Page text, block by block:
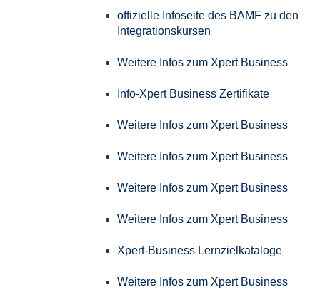
offizielle Infoseite des BAMF zu den
Integrationskursen
Weitere Infos zum Xpert Business
Info-Xpert Business Zertifikate
Weitere Infos zum Xpert Business
Weitere Infos zum Xpert Business
Weitere Infos zum Xpert Business
Weitere Infos zum Xpert Business
Xpert-Business Lernzielkataloge
Weitere Infos zum Xpert Business